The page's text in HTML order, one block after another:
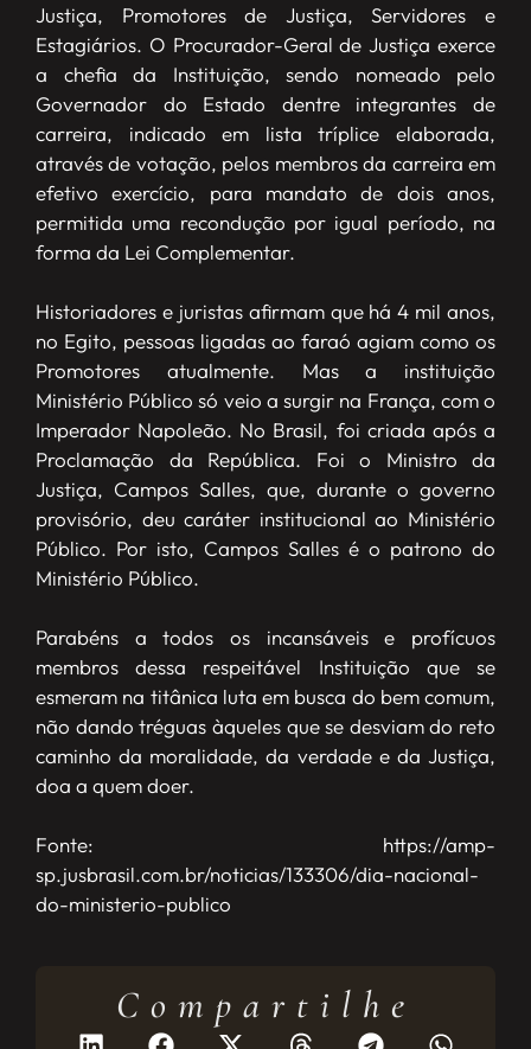
Justiça, Promotores de Justiça, Servidores e
Estagiários. O Procurador-Geral de Justiça exerce
a chefia da Instituição, sendo nomeado pelo
Governador do Estado dentre integrantes de
carreira, indicado em lista tríplice elaborada,
através de votação, pelos membros da carreira em
efetivo exercício, para mandato de dois anos,
permitida uma recondução por igual período, na
forma da Lei Complementar.
Historiadores e juristas afirmam que há 4 mil anos,
no Egito, pessoas ligadas ao faraó agiam como os
Promotores atualmente. Mas a instituição
Ministério Público só veio a surgir na França, com o
Imperador Napoleão. No Brasil, foi criada após a
Proclamação da República. Foi o Ministro da
Justiça, Campos Salles, que, durante o governo
provisório, deu caráter institucional ao Ministério
Público. Por isto, Campos Salles é o patrono do
Ministério Público.
Parabéns a todos os incansáveis e profícuos
membros dessa respeitável Instituição que se
esmeram na titânica luta em busca do bem comum,
não dando tréguas àqueles que se desviam do reto
caminho da moralidade, da verdade e da Justiça,
doa a quem doer.
Fonte: https://amp-
sp.jusbrasil.com.br/noticias/133306/dia-nacional-
do-ministerio-publico
Compartilhe